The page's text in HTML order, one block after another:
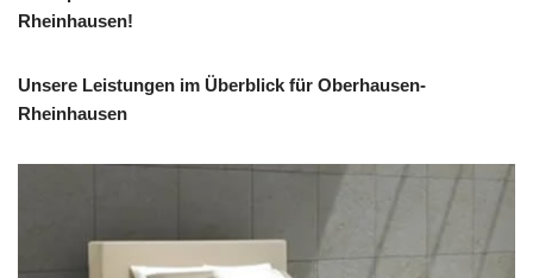
Rheinhausen!
Unsere Leistungen im Überblick für Oberhausen-
Rheinhausen